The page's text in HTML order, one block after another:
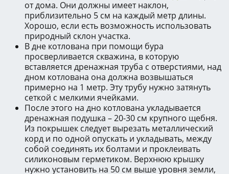
от дома. Они должны имеет наклон,
приблизительно 5 см на каждый метр длины.
Хорошо, если есть возможность использовать
природный склон участка.
В дне котлована при помощи бура
просверливается скважина, в которую
вставляется дренажная труба с отверстиями, над
дном котлована она должна возвышаться
примерно на 1 метр. Эту трубу нужно затянуть
сеткой с мелкими ячейками.
После этого на дно котлована укладывается
дренажная подушка – 20-30 см крупного щебня.
Из покрышек следует вырезать металлический
корд и по одной опускать и укладывать, между
собой соединять их болтами и проклеивать
силиконовым герметиком. Верхнюю крышку
нужно установить на 50 см выше уровня земли,